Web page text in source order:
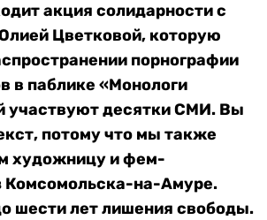
акция солидарности с
Цветковой, которую
порнографии
в паблике «Монологи
участвуют десятки СМИ. Вы
потому что мы также
художницу и фем-
Комсомольска-на-Амуре.
шести лет лишения свободы.